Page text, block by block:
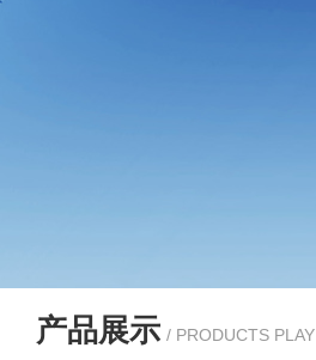
产品展示 / PRODUCTS PLAY